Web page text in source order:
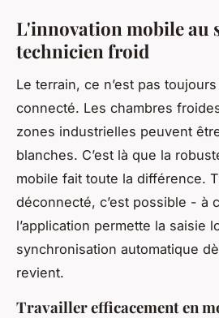
L'innovation mobile au
technicien froid
Le terrain, ce n’est pas
connecté. Les chambres
zones industrielles peuvent
blanches. C’est là que la
mobile fait toute la différence.
déconnecté, c’est possible - à
l’application permette la saisie
synchronisation automatique
revient.
Travailler efficacement en